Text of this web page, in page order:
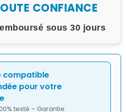
CONFIANCE
sous 30 jours
compatible
pour votre
testé – Garantie